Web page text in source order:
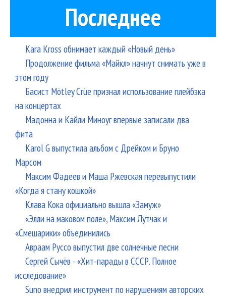
Последнее
Kara Kross обнимает каждый «Новый день»
Продолжение фильма «Майкл» начнут снимать уже в
этом году
Басист Mötley Crüe признал использование плейбэка
на концертах
Мадонна и Кайли Миноуг впервые записали два
фита
Karol G выпустила альбом с Дрейком и Бруно
Марсом
Максим Фадеев и Маша Ржевская перевыпустили
«Когда я стану кошкой»
Клава Кока официально вышла «Замуж»
«Элли на маковом поле», Максим Лутчак и
«Смешарики» объединились
Авраам Руссо выпустил две солнечные песни
Сергей Сычёв - «Хит-парады в СССР. Полное
исследование»
Suno внедрил инструмент по нарушениям авторских